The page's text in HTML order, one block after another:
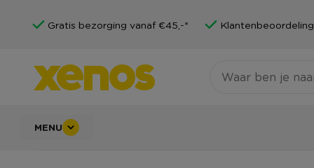
Gratis bezorging vanaf €45,-*
MENU